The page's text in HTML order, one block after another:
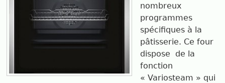
nombreux
programmes
spécifiques à la
pâtisserie. Ce four
dispose
de la
fonction
« Variosteam » qui